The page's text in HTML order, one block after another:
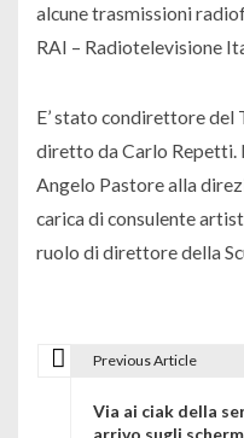
alcune trasmissioni
RAI – Radiotelevisione
E’ stato condirettore del
diretto da Carlo Repetti.
Angelo Pastore alla
carica di consulente
ruolo di direttore della
Previous Article
Via ai ciak della
arrivo sugli